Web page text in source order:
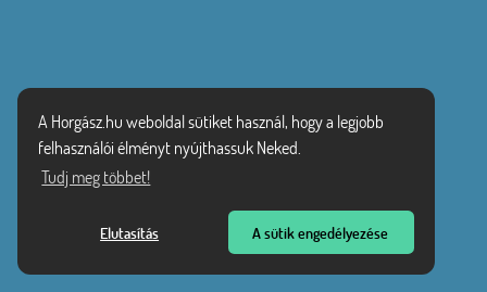
A Horgász.hu weboldal sütiket használ, hogy a legjobb
felhasználói élményt nyújthassuk Neked.
Tudj meg többet!
Elutasítás A sütik engedélyezése